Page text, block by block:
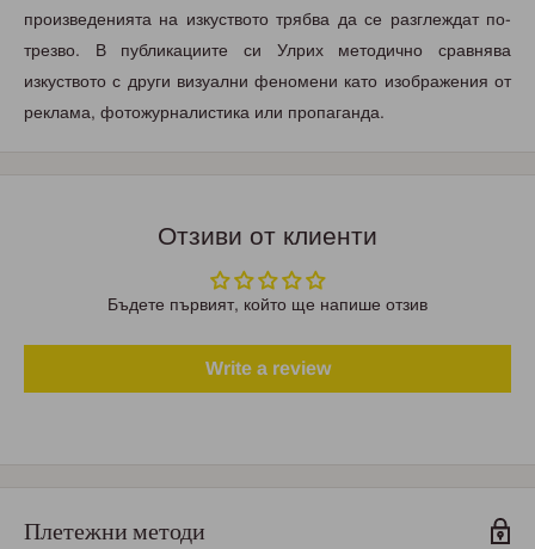
произведенията на изкуството трябва да се разглеждат по-
трезво. В публикациите си Улрих методично сравнява
изкуството с други визуални феномени като изображения от
реклама, фотожурналистика или пропаганда.
Отзиви от клиенти
Бъдете първият, който ще напише отзив
Write a review
Плетежни методи